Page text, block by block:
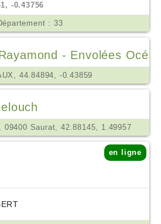
-0.43756
: 33
- Envolées
44.84894, -0.43859
09400 Saurat, 42.88145, 1.49957
en ligne